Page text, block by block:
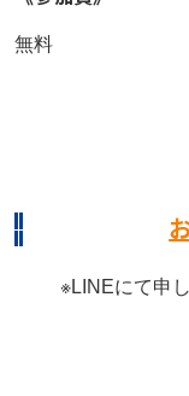
無料
※LINEにて申